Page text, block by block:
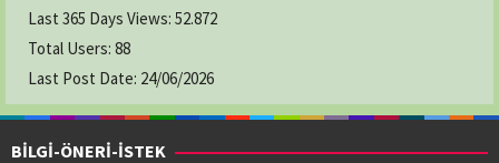
KAVAK ECZANESİ
Adres:19 MAYIS MAH. ADNAN MENDERES CAD.
03627412412
Last 365 Days Views: 52.872
Total Users: 88
Last Post Date: 24/06/2026
BİLGİ-ÖNERİ-İSTEK